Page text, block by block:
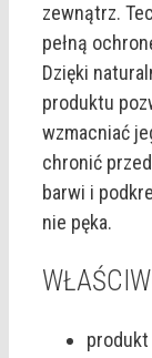
zewnątrz.
pełną
Dzięki
produktu
wzmacniać
chronić
barwi i
nie pęka.
produkt